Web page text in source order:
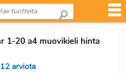
1-20 a4 muovikieli hinta
12 arviota